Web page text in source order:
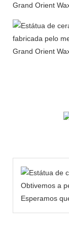
Obtivemos a
Esperamos